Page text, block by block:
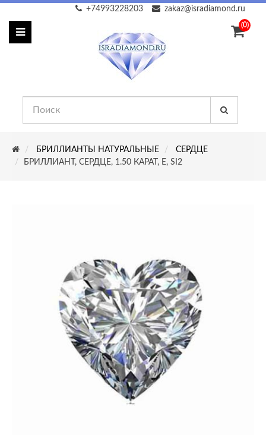
zakaz@isradiamond.ru
+74993228203
(0)
БРИЛЛИАНТЫ НАТУРАЛЬНЫЕ
СЕРДЦЕ
БРИЛЛИАНТ, СЕРДЦЕ, 1.50 КАРАТ, E, SI2